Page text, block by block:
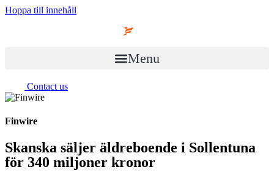
Hoppa till innehåll
Menu
Contact us
Finwire
Skanska säljer äldreboende i Sollentuna
för 340 miljoner kronor